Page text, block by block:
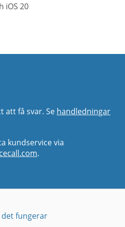
iOS 20
att få svar. Se handledningar
kundservice via
.
fungerar